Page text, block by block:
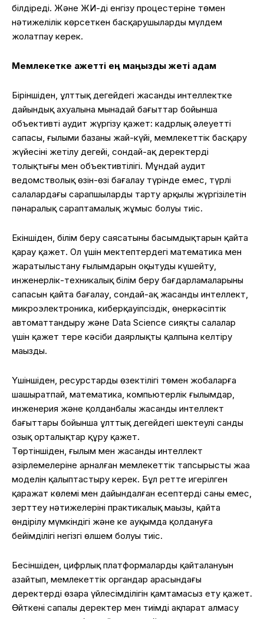
білдіреді. Және ЖИ-ді енгізу процестеріне төмен
нәтижелілік көрсеткен басқарушыларды мүлдем
жолатпау керек.
Мемлекетке қажетті ең маңызды жеті қадам
Біріншіден, ұлттық деңгейдегі жасанды интеллектке
дайындық ахуалына мынадай бағыттар бойынша
объективті аудит жүргізу қажет: кадрлық әлеуеттің
сапасы, ғылыми базаның жай-күйі, мемлекеттік басқару
жүйесінің жетілу деңгейі, сондай-ақ деректердің
толықтығы мен объективтілігі. Мұндай аудит
ведомстволық өзін-өзі бағалау түрінде емес, түрлі
салалардағы сарапшыларды тарту арқылы жүргізілетін
пәнаралық сараптамалық жұмыс болуы тиіс.
Екіншіден, білім беру саясатының басымдықтарын қайта
қарау қажет. Ол үшін мектептердегі математика мен
жаратылыстану ғылымдарын оқытуды күшейту,
инженерлік-техникалық білім беру бағдарламаларының
сапасын қайта бағалау, сондай-ақ жасанды интеллект,
микроэлектроника, киберқауіпсіздік, өнеркәсіптік
автоматтандыру және Data Science сияқты салалар
үшін қажет терең кәсіби даярлықты қалпына келтіру
маңызды.
Үшіншіден, ресурстарды өзектілігі төмен жобаларға
шашыратпай, математика, компьютерлік ғылымдар,
инженерия және қолданбалы жасанды интеллект
бағыттары бойынша ұлттық деңгейдегі шектеулі санды
озық орталықтар құру қажет.
Төртіншіден, ғылым мен жасанды интеллект
әзірлемелеріне арналған мемлекеттік тапсырыстың жаңа
моделін қалыптастыру керек. Бұл ретте игерілген
қаражат көлемі мен дайындалған есептердің саны емес,
зерттеу нәтижелерінің практикалық маңызы, қайта
өндірілу мүмкіндігі және кең ауқымда қолдануға
бейімділігі негізгі өлшем болуы тиіс.
Бесіншіден, цифрлық платформалардың қайталануын
азайтып, мемлекеттік органдар арасындағы
деректердің өзара үйлесімділігін қамтамасыз ету қажет.
Өйткені сапалы деректер мен тиімді ақпарат алмасу